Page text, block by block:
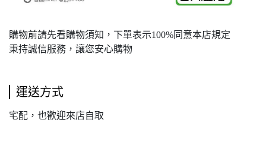
購物前請先看購物須知，下單表示100%同意本店規定
秉持誠信服務，讓您安心購物
運送方式
宅配，也歡迎來店自取